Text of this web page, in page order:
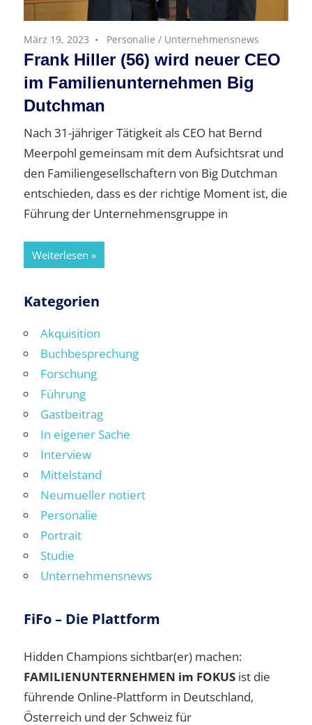
März 19, 2023 Personalie / Unternehmensnews
Frank Hiller (56) wird neuer CEO
im Familienunternehmen Big
Dutchman
Nach 31-jähriger Tätigkeit als CEO hat Bernd
Meerpohl gemeinsam mit dem Aufsichtsrat und
den Familiengesell­schaftern von Big Dutchman
entschieden, dass es der richtige Moment ist, die
Führung der Unternehmensgruppe in
Weiterlesen
Kategorien
Akquisition
Buchbesprechung
Forschung
Führung
Gastbeitrag
In eigener Sache
Interview
Mittelstand
Neumueller notiert
Personalie
Portrait
Studie
Unternehmensnews
FiFo – Die Plattform
Hidden Champions sichtbar(er) machen:
FAMILIENUNTERNEHMEN im FOKUS ist die
führende Online-Plattform in Deutschland,
Österreich und der Schweiz für